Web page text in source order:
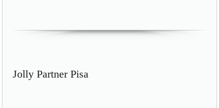
Jolly Partner Pisa